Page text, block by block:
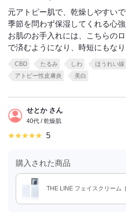
元アトピー肌で、乾燥しやすい
季節を問わず保湿してくれる心
お肌のお手入れには、こちらの
で済むようになり、時短にもな
CBD たるみ しわ ほうれい線
アトピー性皮膚炎
美白
せとか さん
40代 / 乾燥肌
5
購入された商品
THE LINE フェイスクリーム